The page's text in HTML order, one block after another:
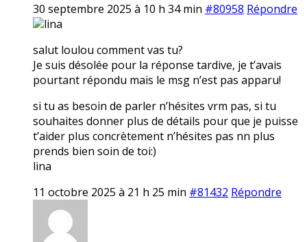
30 septembre 2025 à 10 h 34 min #80958 Répondre
lina
salut loulou comment vas tu?
Je suis désolée pour la réponse tardive, je t’avais
pourtant répondu mais le msg n’est pas apparu!
si tu as besoin de parler n’hésites vrm pas, si tu
souhaites donner plus de détails pour que je puisse
t’aider plus concrètement n’hésites pas nn plus
prends bien soin de toi:)
lina
11 octobre 2025 à 21 h 25 min #81432 Répondre